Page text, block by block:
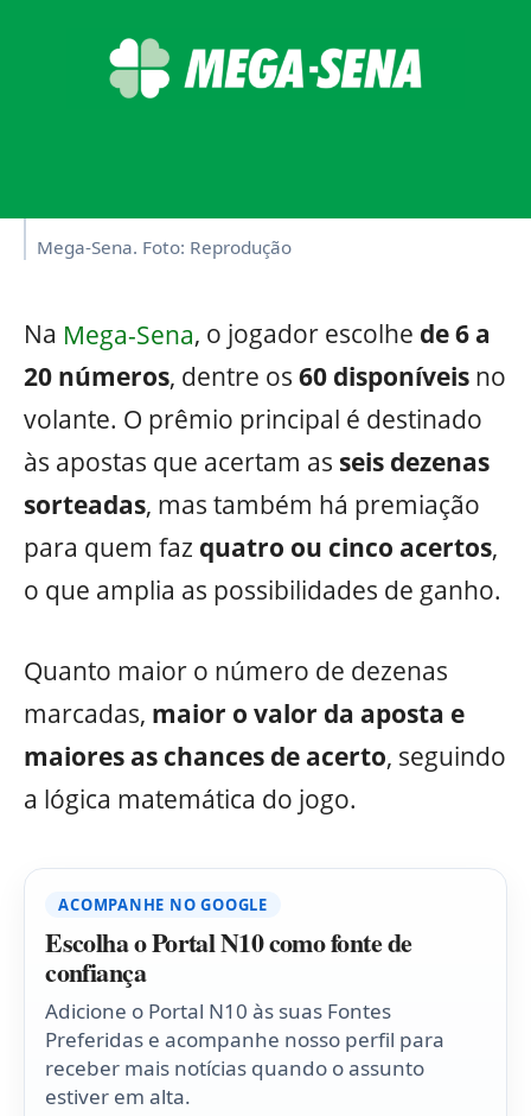
Mega-Sena. Foto: Reprodução
Na Mega-Sena, o jogador escolhe de 6 a
20 números, dentre os 60 disponíveis no
volante. O prêmio principal é destinado
às apostas que acertam as seis dezenas
sorteadas, mas também há premiação
para quem faz quatro ou cinco acertos,
o que amplia as possibilidades de ganho.
Quanto maior o número de dezenas
marcadas, maior o valor da aposta e
maiores as chances de acerto, seguindo
a lógica matemática do jogo.
ACOMPANHE NO GOOGLE
Escolha o Portal N10 como fonte de
confiança
Adicione o Portal N10 às suas Fontes
Preferidas e acompanhe nosso perfil para
receber mais notícias quando o assunto
estiver em alta.